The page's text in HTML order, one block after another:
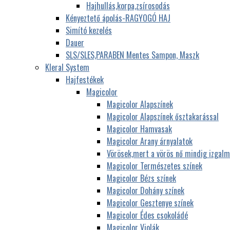
Hajhullás,korpa,zsírosodás
Kényeztető ápolás-RAGYOGÓ HAJ
Simító kezelés
Dauer
SLS/SLES,PARABEN Mentes Sampon, Maszk
Kleral System
Hajfestékek
Magicolor
Magicolor Alapszínek
Magicolor Alapszínek ősztakarással
Magicolor Hamvasak
Magicolor Arany árnyalatok
Vörösek,mert a vörös nő mindig
Magicolor Természetes színek
Magicolor Bézs színek
Magicolor Dohány színek
Magicolor Gesztenye színek
Magicolor Édes csokoládé
Magicolor Violák